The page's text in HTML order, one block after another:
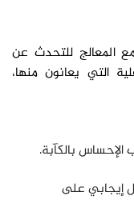
المعالج للتحدث عن
التي يعانون منها،
الإحساس بالكآبة.
إيجابي على